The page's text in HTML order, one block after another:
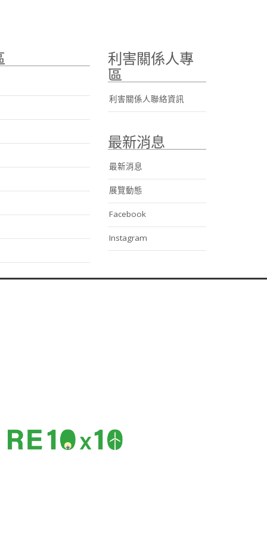
利害關係人專
區
利害關係人聯絡資訊
最新消息
最新消息
展覽動態
Facebook
Instagram